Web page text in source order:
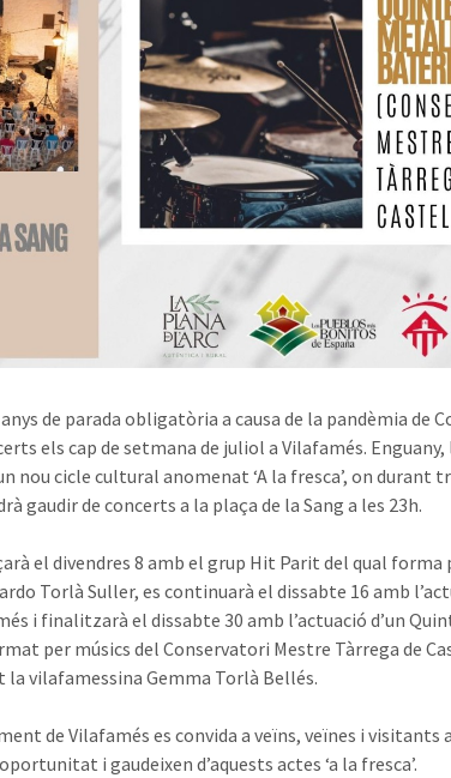
de parada obligatòria a causa de la pandèmia de
els cap de setmana de juliol a Vilafamés. Enguany,
nou cicle cultural anomenat ‘A la fresca’, on durant
gaudir de concerts a la plaça de la Sang a les 23h.
el divendres 8 amb el grup Hit Parit del qual forma
Torlà Suller, es continuarà el dissabte 16 amb
i finalitzarà el dissabte 30 amb l’actuació d’un
per músics del Conservatori Mestre Tàrrega de
vilafamessina Gemma Torlà Bellés.
de Vilafamés es convida a veïns, veïnes i visitants
i gaudeixen d’aquests actes ‘a la fresca’.